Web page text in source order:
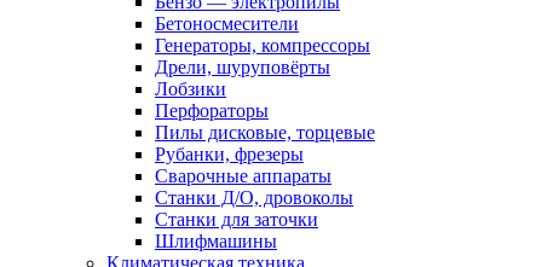
Бетоносмесители
Генераторы, компрессоры
Дрели, шуруповёрты
Лобзики
Перфораторы
Пилы дисковые, торцевые
Рубанки, фрезеры
Сварочные аппараты
Станки Д/О, дровоколы
Станки для заточки
Шлифмашины
Климатическая техника